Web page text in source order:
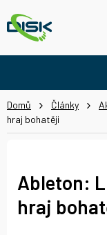
na
obsah
Domů Články
hraj bohatěji
Ableton:
hraj